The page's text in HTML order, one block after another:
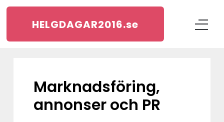
HELGDAGAR2016.se
Marknadsföring,
annonser och PR